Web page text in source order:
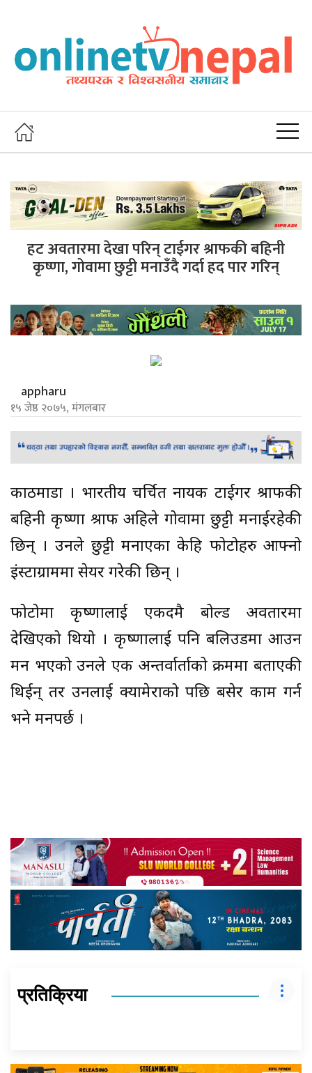
हट अवतारमा देखा परिन् टाईगर श्राफकी बहिनी
कृष्णा, गोवामा छुट्टी मनाउँदै गर्दा हद पार गरिन्
appharu
१५ जेष्ठ २०७५, मंगलबार
काठमाडौं । भारतीय चर्चित नायक टाईगर श्राफकी
बहिनी कृष्णा श्राफ अहिले गोवामा छुट्टी मनाईरहेकी
छिन् । उनले छुट्टी मनाएका केहि फोटोहरु आफ्नो
इंस्टाग्राममा सेयर गरेकी छिन् ।
फोटोमा कृष्णालाई एकदमै बोल्ड अवतारमा
देखिएको थियो । कृष्णालाई पनि बलिउडमा आउन
मन भएको उनले एक अन्तर्वार्ताको क्रममा बताएकी
थिईन् तर उनलाई क्यामेराको पछि बसेर काम गर्न
भने मनपर्छ ।
प्रतिक्रिया